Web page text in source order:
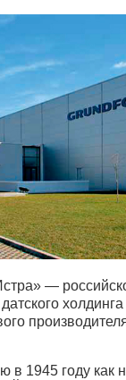
—
в 1945 году как